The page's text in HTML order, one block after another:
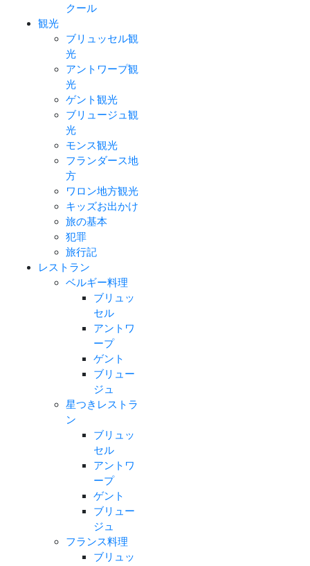
クール
観光
ブリュッセル観
光
アントワープ観
光
ゲント観光
ブリュージュ観
光
モンス観光
フランダース地
方
ワロン地方観光
キッズお出かけ
旅の基本
犯罪
旅行記
レストラン
ベルギー料理
ブリュッ
セル
アントワ
ープ
ゲント
ブリュー
ジュ
星つきレストラ
ン
ブリュッ
セル
アントワ
ープ
ゲント
ブリュー
ジュ
フランス料理
ブリュッ